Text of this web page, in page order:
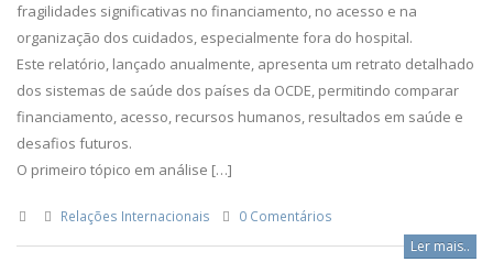
fragilidades significativas no financiamento, no acesso e na
organização dos cuidados, especialmente fora do hospital.
Este relatório, lançado anualmente, apresenta um retrato detalhado
dos sistemas de saúde dos países da OCDE, permitindo comparar
financiamento, acesso, recursos humanos, resultados em saúde e
desafios futuros.
O primeiro tópico em análise […]
Relações Internacionais 0 Comentários
Ler mais..